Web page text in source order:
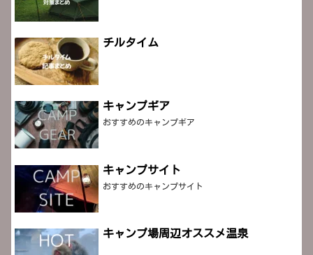
チルタイム
キャンプギア
おすすめのキャンプギア
キャンプサイト
おすすめのキャンプサイト
キャンプ場周辺オススメ温泉